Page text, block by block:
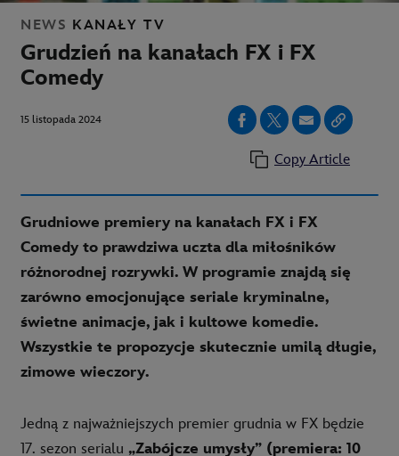
NEWS KANAŁY TV
Grudzień na kanałach FX i FX
Comedy
15 listopada 2024
Copy Article
Grudniowe premiery na kanałach FX i FX
Comedy to prawdziwa uczta dla miłośników
różnorodnej rozrywki. W programie znajdą się
zarówno emocjonujące seriale kryminalne,
świetne animacje, jak i kultowe komedie.
Wszystkie te propozycje skutecznie umilą długie,
zimowe wieczory.
Jedną z najważniejszych premier grudnia w FX będzie
17. sezon serialu „Zabójcze umysły” (premiera: 10